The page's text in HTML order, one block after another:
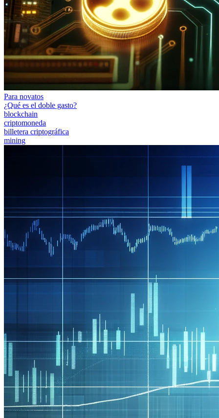
Para novatos
¿Qué es el doble gasto?
blockchain
criptomoneda
billetera criptográfica
mining